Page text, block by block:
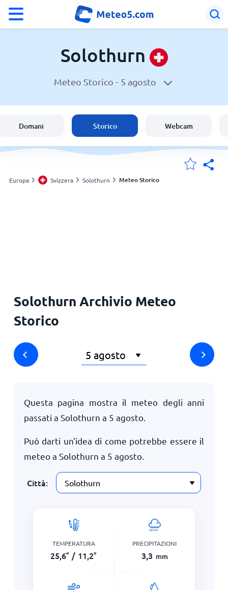
Meteo a Solothurn
Italia
Le mie località
Solothurn
Meteo Storico - 5 agosto
Domani Storico Webcam
Europa Svizzera Solothurn Meteo Storico
Solothurn Archivio Meteo
Storico
Questa pagina mostra il meteo degli anni
passati a Solothurn a 5 agosto.
Può darti un'idea di come potrebbe essere il
meteo a Solothurn a 5 agosto.
Città:
TEMPERATURA
25,6° / 11,2°
PRECIPITAZIONI
3,3 mm